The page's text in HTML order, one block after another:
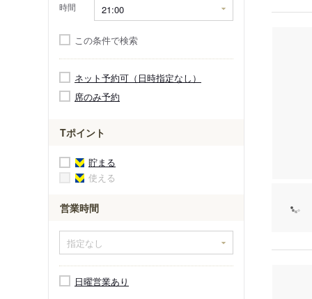
時間
この条件で検索
ネット予約可（日時指定なし）
席のみ予約
Tポイント
貯まる
使える
営業時間
日曜営業あり